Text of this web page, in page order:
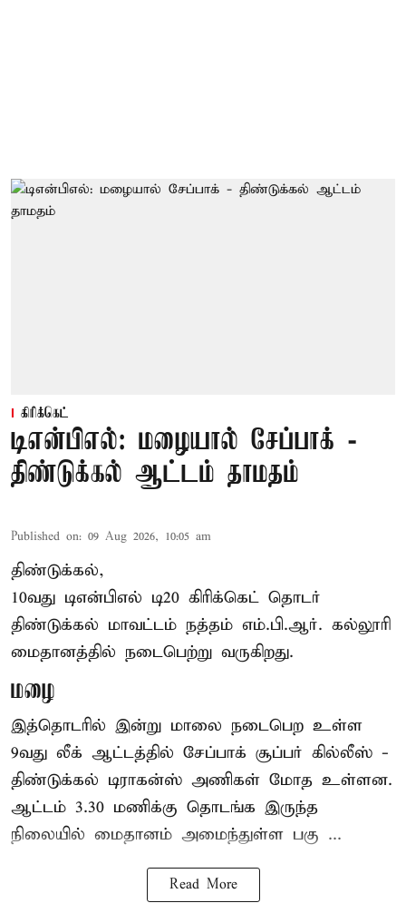
கிரிக்கெட்
டிஎன்பிஎல்: மழையால் சேப்பாக் -
திண்டுக்கல் ஆட்டம் தாமதம்
Published on: 09 Aug 2026, 10:05 am
திண்டுக்கல்,
10வது டிஎன்பிஎல் டி20 கிரிக்கெட் தொடர்
திண்டுக்கல் மாவட்டம் நத்தம் எம்.பி.ஆர். கல்லூரி
மைதானத்தில் நடைபெற்று வருகிறது.
மழை
இத்தொடரில் இன்று மாலை நடைபெற உள்ள
9வது லீக் ஆட்டத்தில் சேப்பாக் சூப்பர் கில்லீஸ் -
திண்டுக்கல் டிராகன்ஸ் அணிகள் மோத உள்ளன.
ஆட்டம் 3.30 மணிக்கு தொடங்க இருந்த
நிலையில் மைதானம் அமைந்துள்ள பகு ...
Read More